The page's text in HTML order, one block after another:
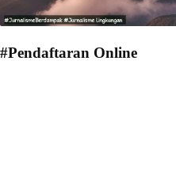
#Pendaftaran Online